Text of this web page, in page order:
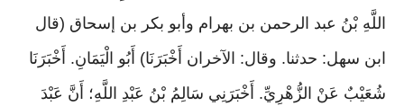
اللَّهِ بْنُ عبد الرحمن بن بهرام وأبو بكر بن إسحاق (قال
ابن سهل: حدثنا. وقال: الآخران أَخْبَرَنَا) أَبُو الْيَمَانِ. أَخْبَرَنَا
شُعَيْبٌ عَنْ الزُّهْرِيِّ. أَخْبَرَنِي سَالِمُ بْنُ عَبْدِ اللَّهِ؛ أَنَّ عَبْدَ